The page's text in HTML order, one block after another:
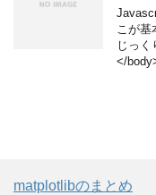
こが
じっ
</
matplotlibのまとめ